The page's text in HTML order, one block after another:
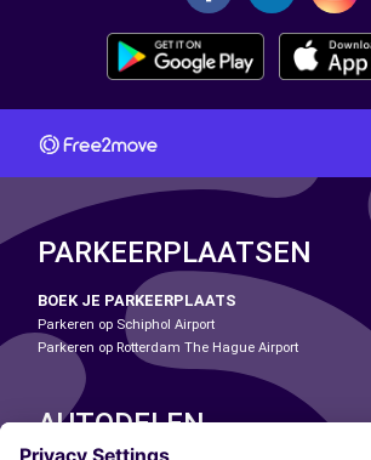
PARKEERPLAATSEN
BOEK JE PARKEERPLAATS
Parkeren op Schiphol Airport
Parkeren op Rotterdam The Hague Airport
AUTODELEN